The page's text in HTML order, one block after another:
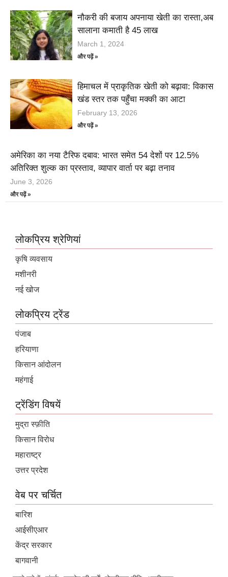
नौकरी की बजाय अपनाया खेती का रास्ता,अब
सालाना कमाती है 45 लाख
March 1, 2024
और पढ़ें »
हिमाचल में प्राकृतिक खेती को बढ़ावा: विकास
खंड स्तर तक पहुँचा मक्की का आटा
February 13, 2026
और पढ़ें »
अमेरिका का नया टैरिफ दबाव: भारत समेत 54 देशों पर 12.5%
अतिरिक्त शुल्क का प्रस्ताव, व्यापार वार्ता पर बढ़ा तनाव
June 3, 2026
और पढ़ें »
लोकप्रिय श्रेणियां
कृषि व्यवसाय
मशीनरी
नई खोज
लोकप्रिय ट्रेंड
पंजाब
हरियाणा
किसान आंदोलन
महंगाई
ट्रेंडिंग विषयें
मुद्रा स्फ़ीति
किसान विरोध
महाराष्ट्र
उत्तर प्रदेश
वेब पर चर्चित
बारिश
आईसीएआर
केंद्र सरकार
बागवानी